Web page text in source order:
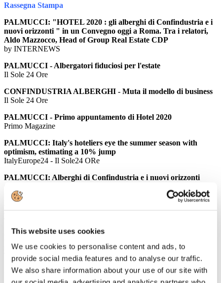
This website uses cookies
We use cookies to personalise content and ads, to
provide social media features and to analyse our traffic.
We also share information about your use of our site with
Rassegna Stampa
PALMUCCI: "HOTEL 2020 : gli alberghi di Confindustria e i
nuovi orizzonti " in un Convegno oggi a Roma. Tra i relatori,
Aldo Mazzocco, Head of Group Real Estate CDP
by INTERNEWS
PALMUCCI - Albergatori fiduciosi per l'estate
Il Sole 24 Ore
CONFINDUSTRIA ALBERGHI - Muta il modello di business
Il Sole 24 Ore
PALMUCCI - Primo appuntamento di Hotel 2020
Primo Magazine
PALMUCCI: Italy's hoteliers eye the summer season with
optimism, estimating a 10% jump
ItalyEurope24 - Il Sole24 ORe
PALMUCCI: Alberghi di Confindustria e i nuovi orizzonti
PALMUCCI: Separare proprietà immobiliare da gestione
gestione alberghiera
TRAVELNOSTOP
Comunicati Stampa